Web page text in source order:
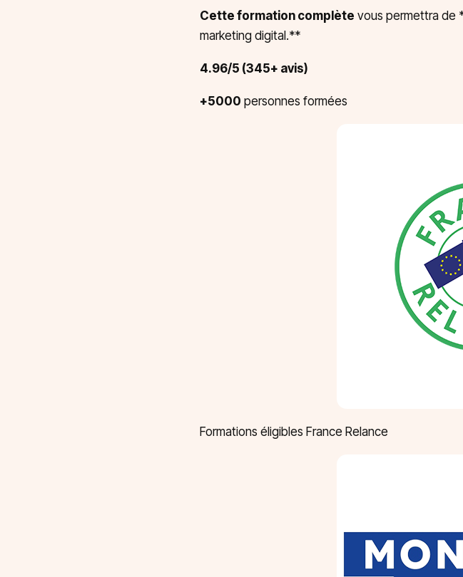
Cette formation complète vous permettra de
marketing digital.**
4.96/5 (345+ avis)
+5000 personnes formées
Formations éligibles France Relance